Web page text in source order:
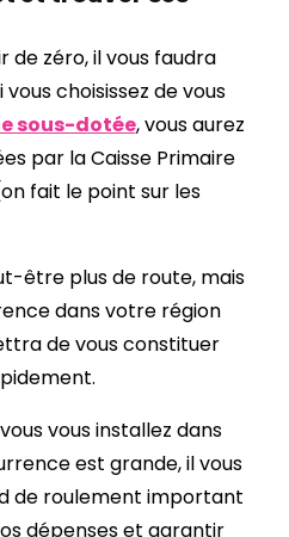
de zéro, il vous faudra
choisissez de vous
sous-dotée, vous aurez
par la Caisse Primaire
fait le point sur les
être plus de route, mais
dans votre région
de vous constituer
vous installez dans
est grande, il vous
de roulement important
dépenses et garantir